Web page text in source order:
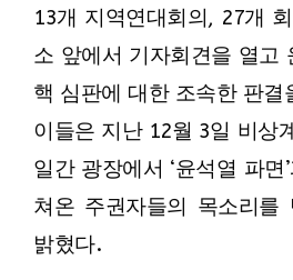
13개 지역연대회의, 27개
소 앞에서 기자회견을 열고
핵 심판에 대한 조속한 판결
이들은 지난 12월 3일 비상
일간 광장에서 ‘윤석열 파면
쳐온 주권자들의 목소리를
밝혔다.